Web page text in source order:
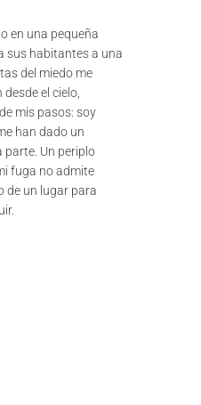
en una pequeña
sus habitantes a una
del miedo me
el cielo,
mis pasos: soy
han dado un
Un periplo
fuga no admite
de un lugar para